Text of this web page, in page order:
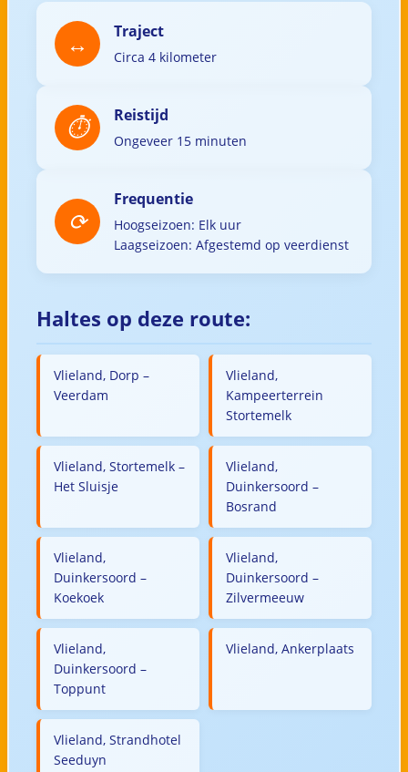
Traject
Circa 4 kilometer
Reistijd
Ongeveer 15 minuten
Frequentie
Hoogseizoen: Elk uur
Laagseizoen: Afgestemd op veerdienst
Haltes op deze route:
Vlieland, Dorp –
Veerdam
Vlieland,
Kampeerterrein
Stortemelk
Vlieland, Stortemelk –
Het Sluisje
Vlieland,
Duinkersoord –
Bosrand
Vlieland,
Duinkersoord –
Koekoek
Vlieland,
Duinkersoord –
Zilvermeeuw
Vlieland,
Duinkersoord –
Toppunt
Vlieland, Ankerplaats
Vlieland, Strandhotel
Seeduyn